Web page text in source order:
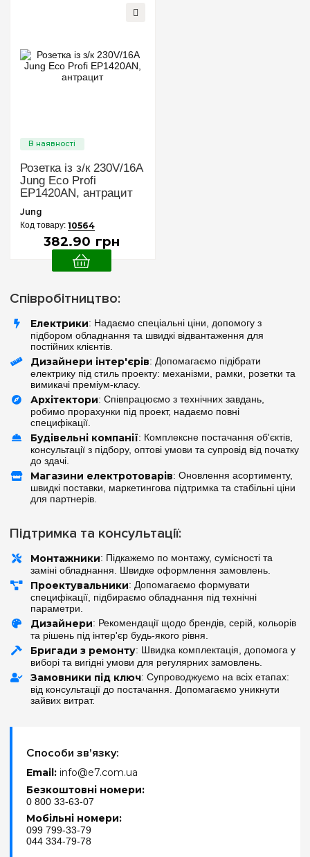
Розетка із з/к 230V/16A
Jung Eco Profi
EP1420AN, антрацит
Jung
10564
382.90 грн
Співробітництво:
Електрики: Надаємо спеціальні ціни, допомогу з
підбором обладнання та швидкі відвантаження для
постійних клієнтів.
Дизайнери інтер'єрів: Допомагаємо підібрати
електрику під стиль проекту: механізми, рамки, розетки та
вимикачі преміум-класу.
Архітектори: Співпрацюємо з технічних завдань,
робимо прорахунки під проект, надаємо повні
специфікації.
Будівельні компанії: Комплексне постачання об'єктів,
консультації з підбору, оптові умови та супровід від початку
до здачі.
Магазини електротоварів: Оновлення асортименту,
швидкі поставки, маркетингова підтримка та стабільні ціни
для партнерів.
Підтримка та консультації:
Монтажники: Підкажемо по монтажу, сумісності та
заміні обладнання. Швидке оформлення замовлень.
Проектувальники: Допомагаємо формувати
специфікації, підбираємо обладнання під технічні
параметри.
Дизайнери: Рекомендації щодо брендів, серій, кольорів
та рішень під інтер'єр будь-якого рівня.
Бригади з ремонту: Швидка комплектація, допомога у
виборі та вигідні умови для регулярних замовлень.
Замовники під ключ: Супроводжуємо на всіх етапах:
від консультації до постачання. Допомагаємо уникнути
зайвих витрат.
Способи зв'язку:
Email: info@e7.com.ua
Безкоштовні номери:
0 800 33-63-07
Мобільні номери:
099 799-33-79
044 334-79-78